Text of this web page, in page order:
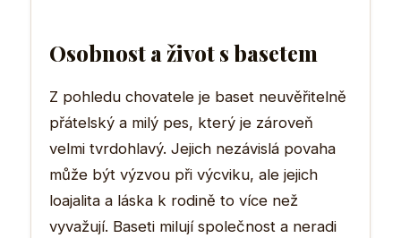
Osobnost a život s basetem
Z pohledu chovatele je baset neuvěřitelně
přátelský a milý pes, který je zároveň
velmi tvrdohlavý. Jejich nezávislá povaha
může být výzvou při výcviku, ale jejich
loajalita a láska k rodině to více než
vyvažují. Baseti milují společnost a neradi